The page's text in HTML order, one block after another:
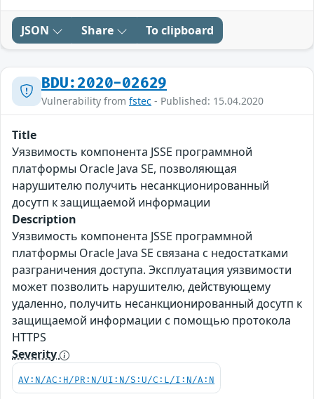
JSON Share To clipboard
BDU:2020-02629
Vulnerability from fstec - Published: 15.04.2020
Title
Уязвимость компонента JSSE программной
платформы Oracle Java SE, позволяющая
нарушителю получить несанкционированный
досутп к защищаемой информации
Description
Уязвимость компонента JSSE программной
платформы Oracle Java SE связана с недостатками
разграничения доступа. Эксплуатация уязвимости
может позволить нарушителю, действующему
удаленно, получить несанкционированный досутп к
защищаемой информации с помощью протокола
HTTPS
Severity
AV:N/AC:H/PR:N/UI:N/S:U/C:L/I:N/A:N